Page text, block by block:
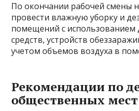
По окончании рабочей смены
провести влажную уборку и
помещений с
средств, устройств
учетом объемов воздуха в
Рекомендации по
общественных мест